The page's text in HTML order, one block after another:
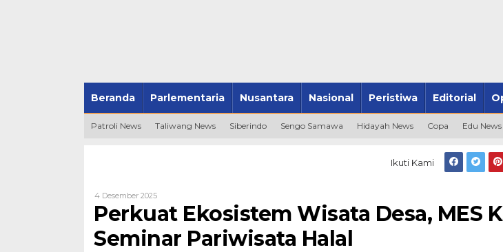
Beranda Parlementaria Nusantara Nasional Peristiwa Editorial
Patroli News Taliwang News Siberindo Sengo Samawa Hidayah News Copa Edu News
Ikuti Kami
4 Desember 2025Oleh
Kabarmediacitra@gmail.com
Perkuat Ekosistem Wisata Desa, MES
Seminar Pariwisata Halal